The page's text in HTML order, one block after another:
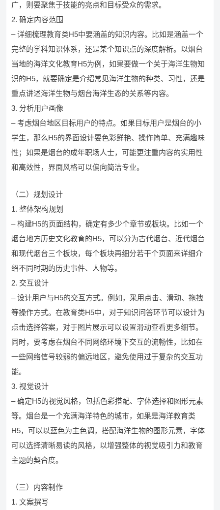
广，则要聚焦于技能的亮点和目标受众的需求。
2. 确定内容范围
– 详细梳理教育类H5中要涵盖的知识内容。比如是涵盖一个
完整的学科知识体系，还是某个知识点的深度解析。以烟台
当地的海洋文化教育H5为例，如果要做一个关于海洋生物知
识的H5，就要确定是介绍常见海洋生物的种类、习性，还是
重点讲述海洋生物与烟台海洋生态的关系等内容。
3. 分析用户画像
– 考虑烟台地区目标用户的特点。如果目标用户是烟台的小
学生，那么H5的界面设计要色彩鲜艳、操作简单、充满趣味
性；如果是烟台的成年职场人士，可能更注重内容的实用性
和高效性，界面风格可以偏向简洁专业。
（二）规划设计
1. 整体架构规划
– 构建H5的页面结构，确定有多少个章节或板块。比如一个
烟台地方历史文化教育的H5，可以分为古代烟台、近代烟台
和现代烟台三个板块，每个板块再细分若干个页面来详细介
绍不同时期的历史事件、人物等。
2. 交互设计
– 设计用户与H5的交互方式。例如，采用点击、滑动、拖拽
等操作方式。在教育类H5中，对于知识问答环节可以设计为
点击选择答案，对于图片展示可以设置滑动查看更多细节。
同时，要考虑在烟台不同网络环境下交互的流畅性，比如在
一些网络信号较弱的偏远地区，避免使用过于复杂的交互功
能。
3. 视觉设计
– 确定H5的视觉风格，包括色彩搭配、字体选择和图形元素
等。烟台是一个充满海洋特色的城市，如果是海洋教育类
H5，可以以蓝色为主色调，搭配海洋生物的图形元素，字体
可以选择清晰易读的风格，以增强整体的视觉吸引力和教育
主题的契合度。
（三）内容制作
1. 文案撰写